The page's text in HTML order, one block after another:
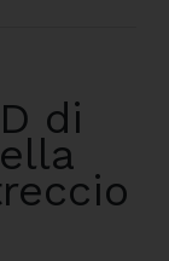
di